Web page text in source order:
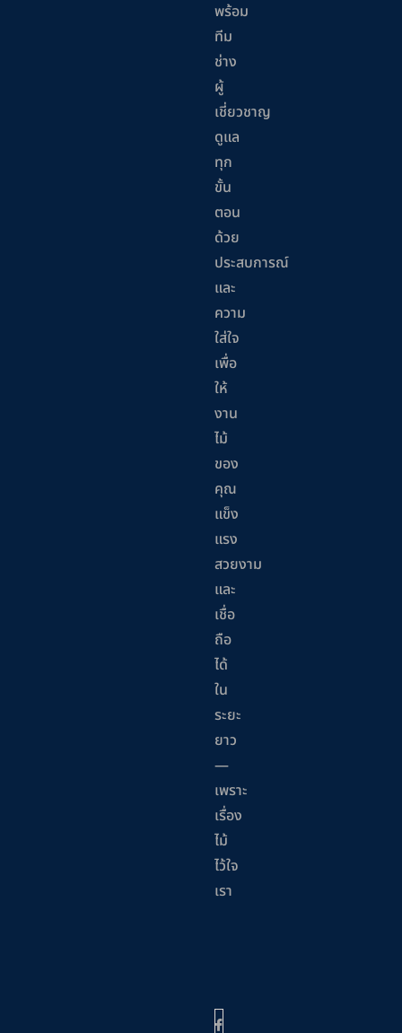
พร้อม
ทีม
ช่าง
ผู้
เชี่ยวชาญ
ดูแล
ทุก
ขั้น
ตอน
ด้วย
ประสบการณ์
และ
ความ
ใส่ใจ
เพื่อ
ให้
งาน
ไม้
ของ
คุณ
แข็ง
แรง
สวยงาม
และ
เชื่อ
ถือ
ได้
ใน
ระยะ
ยาว
—
เพราะ
เรื่อง
ไม้
ไว้ใจ
เรา